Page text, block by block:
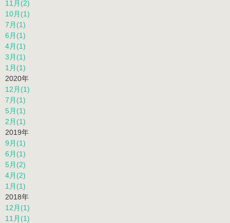
11月(2)
10月(1)
7月(1)
6月(1)
4月(1)
3月(1)
1月(1)
2020年
12月(1)
7月(1)
5月(1)
2月(1)
2019年
9月(1)
6月(1)
5月(2)
4月(2)
1月(1)
2018年
12月(1)
11月(1)